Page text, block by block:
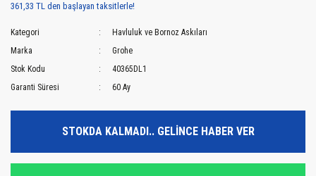
361,33 TL den başlayan taksitlerle!
Kategori
Havluluk ve Bornoz Askıları
Marka
Grohe
Stok Kodu
40365DL1
Garanti Süresi
60 Ay
STOKDA KALMADI.. GELİNCE HABER VER